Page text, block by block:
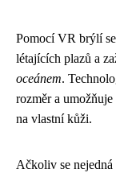
Pomocí VR brýlí
létajících plazů a
oceánem.
rozměr a
na vlastní kůži.
Ačkoliv se